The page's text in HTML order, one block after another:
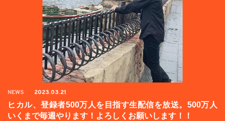
NEWS 2023.03.21
ヒカル、登録者500万人を目指す生配信を放送。500万人
いくまで毎週やります！よろしくお願いします！！